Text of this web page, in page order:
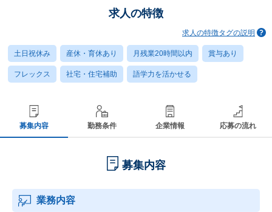
求人の特徴
求人の特徴タグの説明
土日祝休み 産休・育休あり 月残業20時間以内 賞与あり
フレックス 社宅・住宅補助 語学力を活かせる
募集内容 勤務条件 企業情報 応募の流れ
募集内容
業務内容